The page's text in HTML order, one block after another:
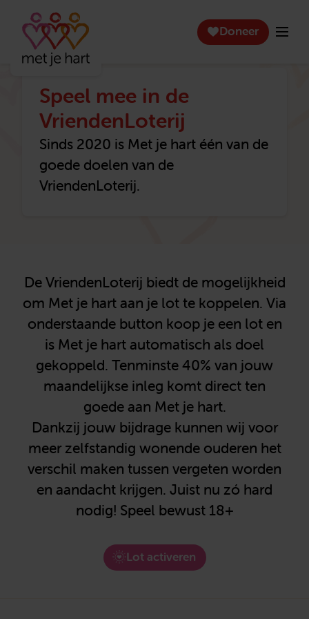
Doneer
Speel mee in de
VriendenLoterij
Sinds 2020 is Met je hart één van de
goede doelen van de
VriendenLoterij.
De VriendenLoterij biedt de mogelijkheid
om Met je hart aan je lot te koppelen. Via
onderstaande button koop je een lot en
is Met je hart automatisch als doel
gekoppeld. Tenminste 40% van jouw
maandelijkse inleg komt direct ten
goede aan Met je hart.
Dankzij jouw bijdrage kunnen wij voor
meer zelfstandig wonende ouderen het
verschil maken tussen vergeten worden
en aandacht krijgen. Juist nu zó hard
nodig! Speel bewust 18+
Lot activeren